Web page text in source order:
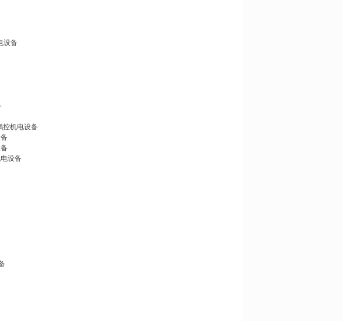
设备
控机电设备
设备